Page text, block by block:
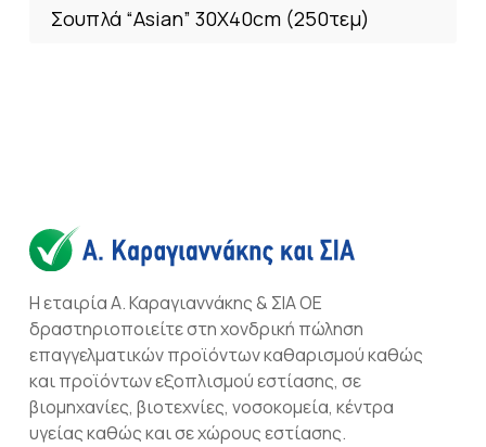
Σουπλά “Asian” 30X40cm (250τεμ)
Η εταιρία Α. Καραγιαννάκης & ΣΙΑ ΟΕ
δραστηριοποιείτε στη χονδρική πώληση
επαγγελματικών προϊόντων καθαρισμού καθώς
και προϊόντων εξοπλισμού εστίασης, σε
βιομηχανίες, βιοτεχνίες, νοσοκομεία, κέντρα
υγείας καθώς και σε χώρους εστίασης.